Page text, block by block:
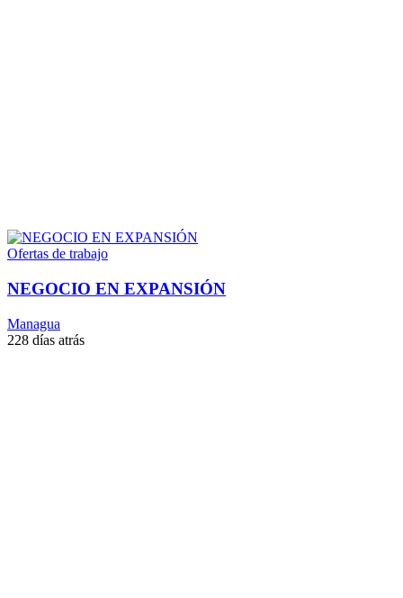
Ofertas de trabajo
NEGOCIO EN EXPANSIÓN
Managua
228 días atrás